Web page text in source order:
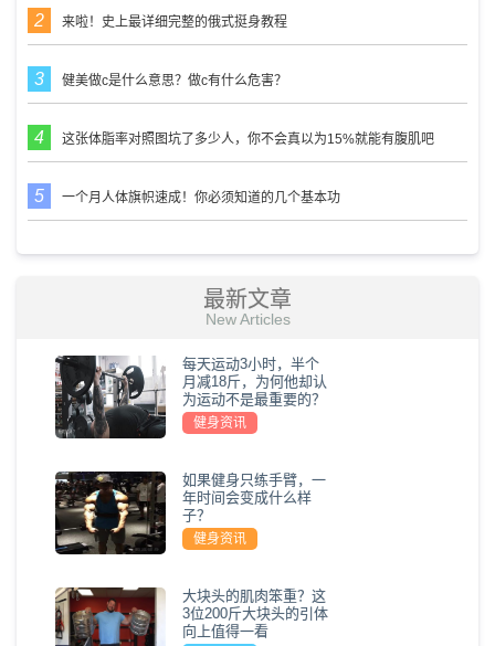
来啦！史上最详细完整的俄式挺身教程
健美做c是什么意思？做c有什么危害？
这张体脂率对照图坑了多少人，你不会真以为15%就能有腹肌吧
一个月人体旗帜速成！你必须知道的几个基本功
最新文章
New Articles
每天运动3小时，半个
月减18斤，为何他却认
为运动不是最重要的？
健身资讯
如果健身只练手臂，一
年时间会变成什么样
子？
健身资讯
大块头的肌肉笨重？这
3位200斤大块头的引体
向上值得一看